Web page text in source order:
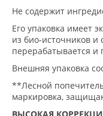
Не содержит
Его упаковка имеет
из био-источников и
перерабатывается и
Внешняя упаковка
**Лесной
маркировка,